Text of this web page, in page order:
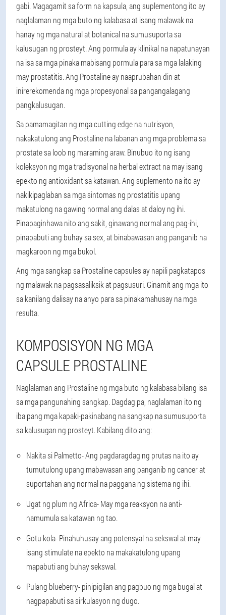
gabi. Magagamit sa form na kapsula, ang suplementong ito ay
naglalaman ng mga buto ng kalabasa at isang malawak na
hanay ng mga natural at botanical na sumusuporta sa
kalusugan ng prosteyt. Ang pormula ay klinikal na napatunayan
na isa sa mga pinaka mabisang pormula para sa mga lalaking
may prostatitis. Ang Prostaline ay naaprubahan din at
inirerekomenda ng mga propesyonal sa pangangalagang
pangkalusugan.
Sa pamamagitan ng mga cutting edge na nutrisyon,
nakakatulong ang Prostaline na labanan ang mga problema sa
prostate sa loob ng maraming araw. Binubuo ito ng isang
koleksyon ng mga tradisyonal na herbal extract na may isang
epekto ng antioxidant sa katawan. Ang suplemento na ito ay
nakikipaglaban sa mga sintomas ng prostatitis upang
makatulong na gawing normal ang dalas at daloy ng ihi.
Pinapaginhawa nito ang sakit, ginawang normal ang pag-ihi,
pinapabuti ang buhay sa sex, at binabawasan ang panganib na
magkaroon ng mga bukol.
Ang mga sangkap sa Prostaline capsules ay napili pagkatapos
ng malawak na pagsasaliksik at pagsusuri. Ginamit ang mga ito
sa kanilang dalisay na anyo para sa pinakamahusay na mga
resulta.
KOMPOSISYON NG MGA
CAPSULE PROSTALINE
Naglalaman ang Prostaline ng mga buto ng kalabasa bilang isa
sa mga pangunahing sangkap. Dagdag pa, naglalaman ito ng
iba pang mga kapaki-pakinabang na sangkap na sumusuporta
sa kalusugan ng prosteyt. Kabilang dito ang:
Nakita si Palmetto- Ang pagdaragdag ng prutas na ito ay
tumutulong upang mabawasan ang panganib ng cancer at
suportahan ang normal na paggana ng sistema ng ihi.
Ugat ng plum ng Africa- May mga reaksyon na anti-
namumula sa katawan ng tao.
Gotu kola- Pinahuhusay ang potensyal na sekswal at may
isang stimulate na epekto na makakatulong upang
mapabuti ang buhay sekswal.
Pulang blueberry- pinipigilan ang pagbuo ng mga bugal at
nagpapabuti sa sirkulasyon ng dugo.